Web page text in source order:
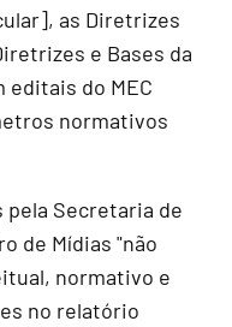
as Diretrizes
e Bases da
editais do MEC
normativos
Secretaria de
de Mídias "não
normativo e
no relatório